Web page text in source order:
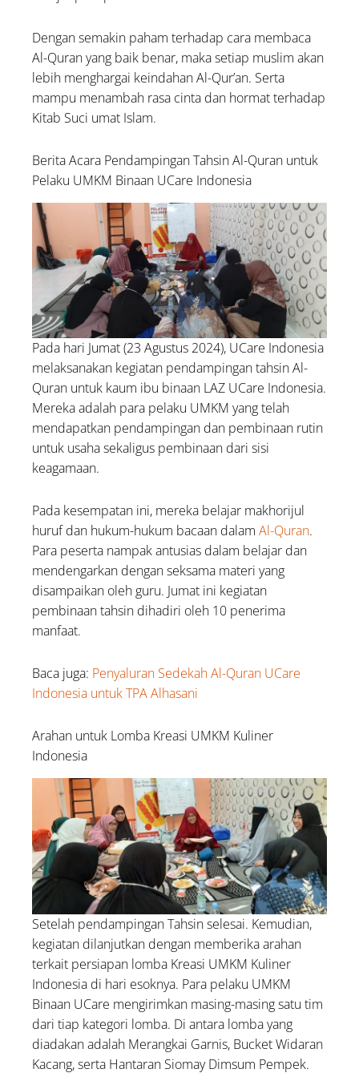
Dengan semakin paham terhadap cara membaca
Al-Quran yang baik benar, maka setiap muslim akan
lebih menghargai keindahan Al-Qur’an. Serta
mampu menambah rasa cinta dan hormat terhadap
Kitab Suci umat Islam.
Berita Acara Pendampingan Tahsin Al-Quran untuk
Pelaku UMKM Binaan UCare Indonesia
Pada hari Jumat (23 Agustus 2024), UCare Indonesia
melaksanakan kegiatan pendampingan tahsin Al-
Quran untuk kaum ibu binaan LAZ UCare Indonesia.
Mereka adalah para pelaku UMKM yang telah
mendapatkan pendampingan dan pembinaan rutin
untuk usaha sekaligus pembinaan dari sisi
keagamaan.
Pada kesempatan ini, mereka belajar makhorijul
huruf dan hukum-hukum bacaan dalamAl-Quran.
Para peserta nampak antusias dalam belajar dan
mendengarkan dengan seksama materi yang
disampaikan oleh guru. Jumat ini kegiatan
pembinaan tahsin dihadiri oleh 10 penerima
manfaat.
Baca juga: Penyaluran Sedekah Al-Quran UCare
Indonesia untuk TPA Alhasani
Arahan untuk Lomba Kreasi UMKM Kuliner
Indonesia
Setelah pendampingan Tahsin selesai. Kemudian,
kegiatan dilanjutkan dengan memberika arahan
terkait persiapan lomba Kreasi UMKM Kuliner
Indonesia di hari esoknya. Para pelaku UMKM
Binaan UCare mengirimkan masing-masing satu tim
dari tiap kategori lomba. Di antara lomba yang
diadakan adalah Merangkai Garnis, Bucket Widaran
Kacang, serta Hantaran Siomay Dimsum Pempek.